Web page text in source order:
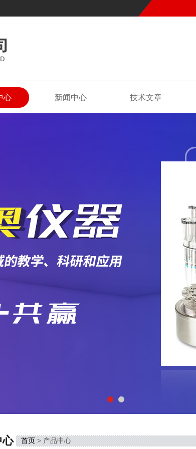
心 新闻中心 技术文章
心 首页> 产品中心